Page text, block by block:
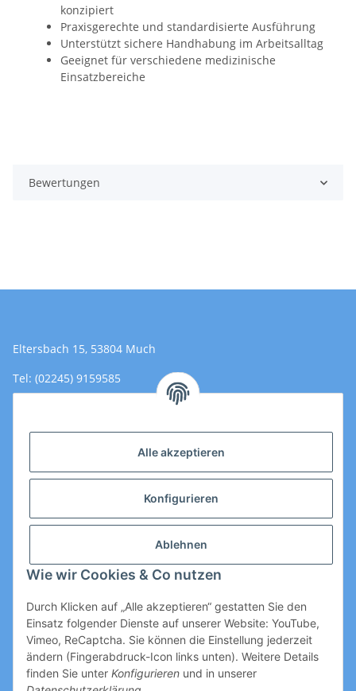
Alle akzeptieren
Konfigurieren
Ablehnen
Wie wir Cookies & Co nutzen
Durch Klicken auf „Alle akzeptieren“ gestatten Sie den
Einsatz folgender Dienste auf unserer Website: YouTube,
Vimeo, ReCaptcha. Sie können die Einstellung jederzeit
ändern (Fingerabdruck-Icon links unten). Weitere Details
finden Sie unter Konfigurieren und in unserer
konzipiert
Praxisgerechte und standardisierte Ausführung
Unterstützt sichere Handhabung im Arbeitsalltag
Geeignet für verschiedene medizinische
Einsatzbereiche
Bewertungen
Eltersbach 15, 53804 Much
Tel: (02245) 9159585
Email: Kontakt@toromedical.de
Öffnungszeiten (Mo-Fr.) 8:00 - 17:00
Vertrag widerrufen